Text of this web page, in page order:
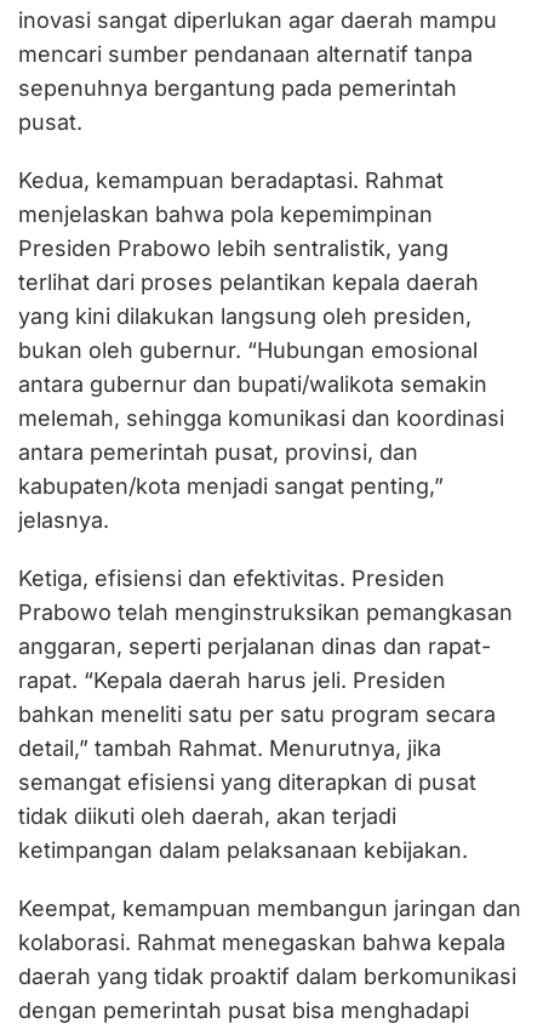
inovasi sangat diperlukan agar daerah mampu
mencari sumber pendanaan alternatif tanpa
sepenuhnya bergantung pada pemerintah
pusat.
Kedua, kemampuan beradaptasi. Rahmat
menjelaskan bahwa pola kepemimpinan
Presiden Prabowo lebih sentralistik, yang
terlihat dari proses pelantikan kepala daerah
yang kini dilakukan langsung oleh presiden,
bukan oleh gubernur. “Hubungan emosional
antara gubernur dan bupati/walikota semakin
melemah, sehingga komunikasi dan koordinasi
antara pemerintah pusat, provinsi, dan
kabupaten/kota menjadi sangat penting,”
jelasnya.
Ketiga, efisiensi dan efektivitas. Presiden
Prabowo telah menginstruksikan pemangkasan
anggaran, seperti perjalanan dinas dan rapat-
rapat. “Kepala daerah harus jeli. Presiden
bahkan meneliti satu per satu program secara
detail,” tambah Rahmat. Menurutnya, jika
semangat efisiensi yang diterapkan di pusat
tidak diikuti oleh daerah, akan terjadi
ketimpangan dalam pelaksanaan kebijakan.
Keempat, kemampuan membangun jaringan dan
kolaborasi. Rahmat menegaskan bahwa kepala
daerah yang tidak proaktif dalam berkomunikasi
dengan pemerintah pusat bisa menghadapi